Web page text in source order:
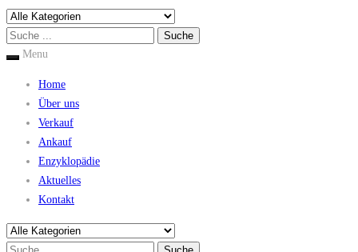
Menu
Home
Über uns
Verkauf
Ankauf
Enzyklopädie
Aktuelles
Kontakt